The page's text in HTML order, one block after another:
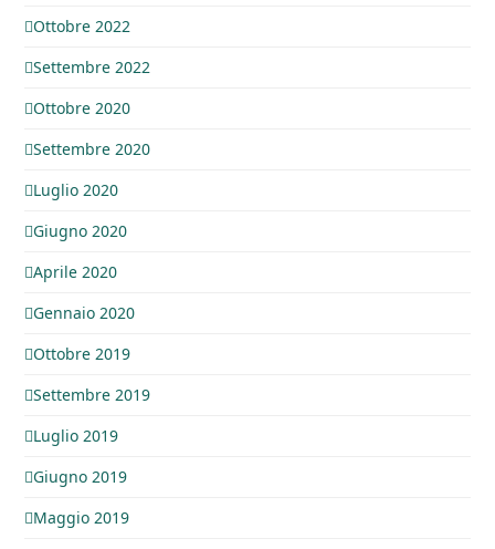
Ottobre 2022
Settembre 2022
Ottobre 2020
Settembre 2020
Luglio 2020
Giugno 2020
Aprile 2020
Gennaio 2020
Ottobre 2019
Settembre 2019
Luglio 2019
Giugno 2019
Maggio 2019